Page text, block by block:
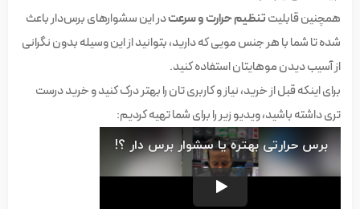
همچنین قابلیتتنظیم حرارت و سرعتدر این سشوارهای برس‌دار باعث
شده تا شما با هر جنس مویی که دارید، بتوانید از این وسیله بدون نگرانی
از آسیب دیدن موهایتان استفاده کنید.
برای اینکه قبل از خرید، نیاز و کاربری تان را بهتر درک کنید و خرید درست
تری داشته باشید، ویدیو زیر را برای شما تهیه کردیم: